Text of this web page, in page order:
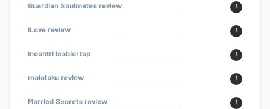
Guardian Soulmates review ۱
iLove review ۱
incontri lesbici top ۱
maiotaku review ۱
Married Secrets review ۱